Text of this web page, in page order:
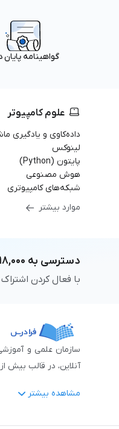
گواهینامه پایان
علوم کامپیوتر
داده‌کاوی و یادگیری
لینوکس
پایتون (Python)
هوش مصنوعی
شبکه‌های کامپیوتری
موارد بیشتر
دسترسی به ۱۸,۰۰۰
با فعال کردن
آنلاین، در قالب بیش از ۱۸,۰۰۰ عنوان آموزشی علمی، مهارتی و کاربردی، منتشر کرده‌است.
مشاهده بیشتر